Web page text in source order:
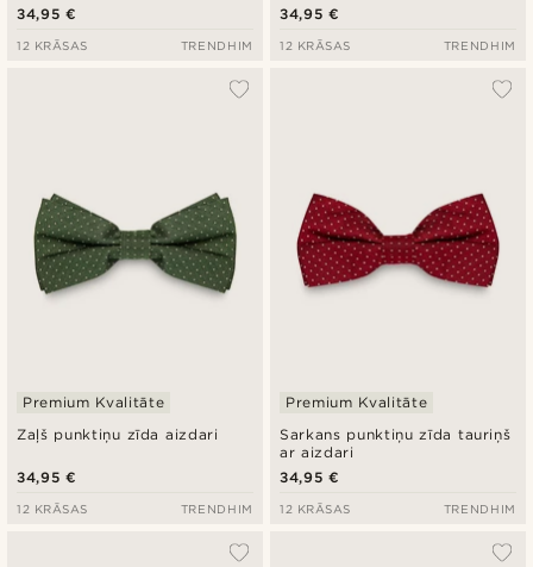
34,95 €
12 KRĀSAS TRENDHIM
34,95 €
12 KRĀSAS TRENDHIM
Zaļš punktiņu zīda aizdari
Premium Kvalitāte
34,95 €
12 KRĀSAS TRENDHIM
Sarkans punktiņu zīda tauriņš
ar aizdari
Premium Kvalitāte
34,95 €
12 KRĀSAS TRENDHIM